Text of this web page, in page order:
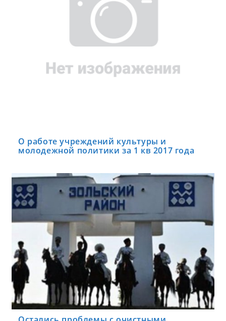
О работе учреждений культуры и
молодежной политики за 1 кв 2017 года